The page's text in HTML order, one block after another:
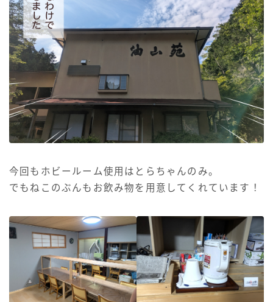
今回もホビールーム使用はとらちゃんのみ。
でもねこのぶんもお飲み物を用意してくれています！